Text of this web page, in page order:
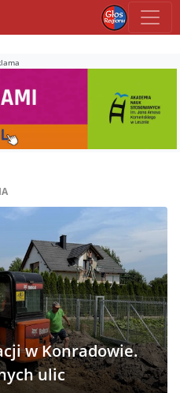
w Konradowie.
ulic